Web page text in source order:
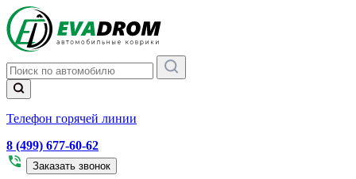
Телефон горячей линии
8 (499) 677-60-62
Заказать звонок